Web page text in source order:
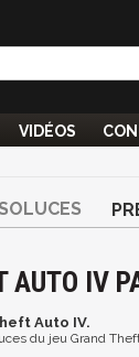
VIDÉOS
AUTO IV
Auto IV.
du jeu Grand